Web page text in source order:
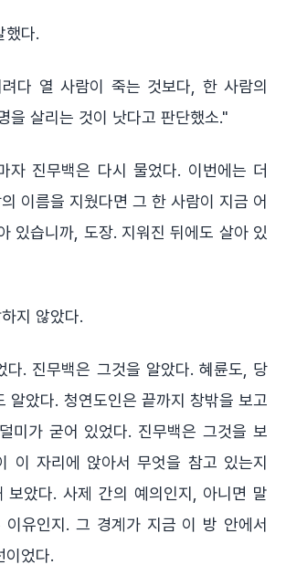
했다.
다 열 사람이 죽는 것보다, 한 사람의
을 살리는 것이 낫다고 판단했소."
자 진무백은 다시 물었다. 이번에는 더
이름을 지웠다면 그 한 사람이 지금 어
있습니까, 도장. 지워진 뒤에도 살아 있
지 않았다.
다. 진무백은 그것을 알았다. 혜륜도, 당
알았다. 청연도인은 끝까지 창밖을 보고
미가 굳어 있었다. 진무백은 그것을 보
이 자리에 앉아서 무엇을 참고 있는지
보았다. 사제 간의 예의인지, 아니면 말
유인지. 그 경계가 지금 이 방 안에서
이었다.